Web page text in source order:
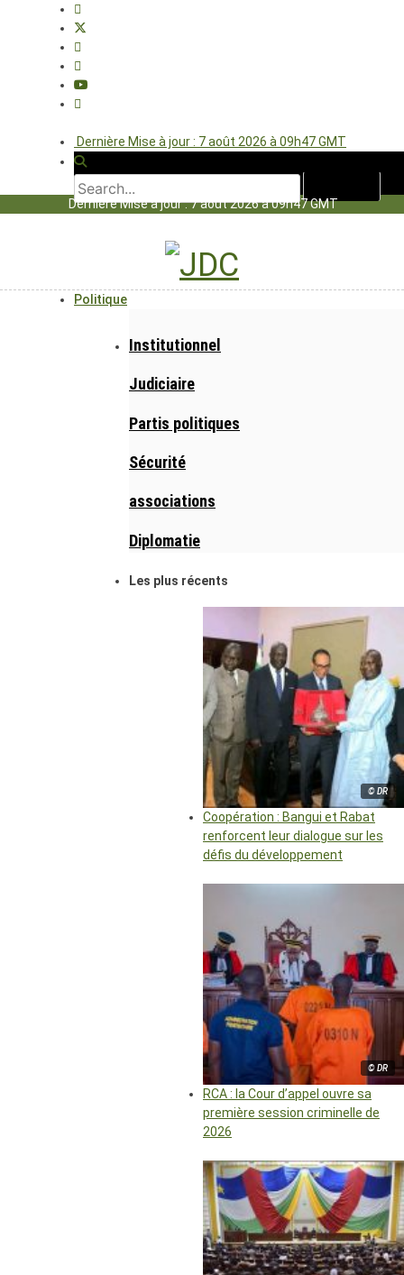
Dernière Mise à jour : 7 août 2026 à 09h47 GMT
Dernière Mise à jour : 7 août 2026 à 09h47 GMT
Politique
Institutionnel
Judiciaire
Partis politiques
Sécurité
associations
Diplomatie
Les plus récents
© DR
Coopération : Bangui et Rabat
renforcent leur dialogue sur les
défis du développement
© DR
RCA : la Cour d’appel ouvre sa
première session criminelle de
2026